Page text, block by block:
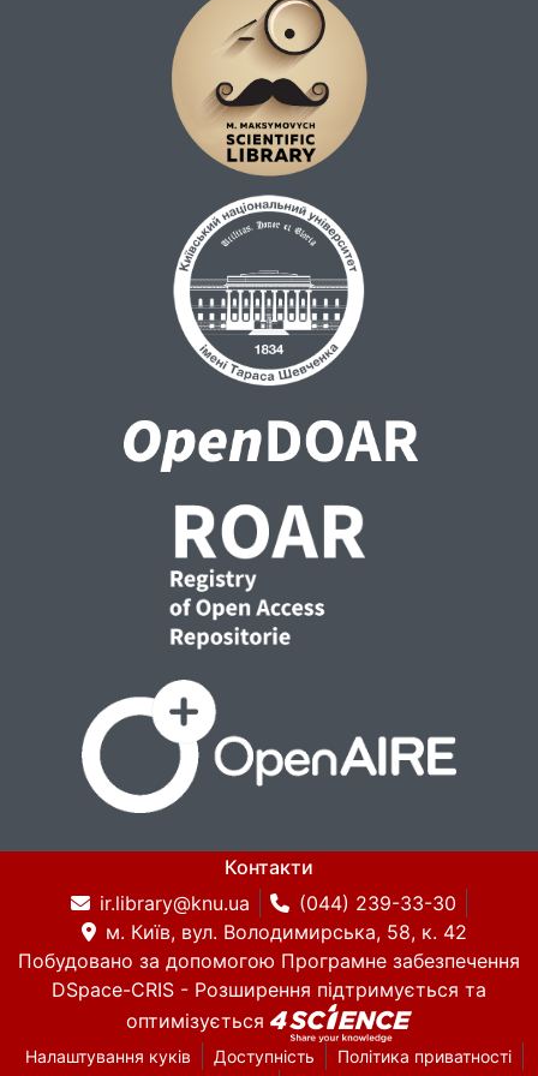
lifestyle/entertainment/oxford-english-
dictionary-expands-to-reflect-extraordi-
nary-pandemic/.
Urban Dictionary (UD). URL:
https://www.urbandictionary.com/.
Контакти
ir.library@knu.ua
(044) 239-33-30
м. Київ, вул. Володимирська, 58, к. 42
Побудовано за допомогою Програмне забезпечення
DSpace-CRIS - Розширення підтримується та
оптимізується
Налаштування куків Доступність
Політика приватності